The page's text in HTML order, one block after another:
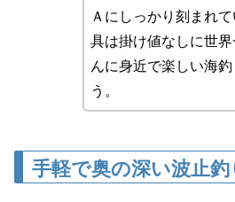
Ａにしっかり刻まれ
具は掛け値なしに世
んに身近で楽しい海
う。
手軽で奥の深い波止釣